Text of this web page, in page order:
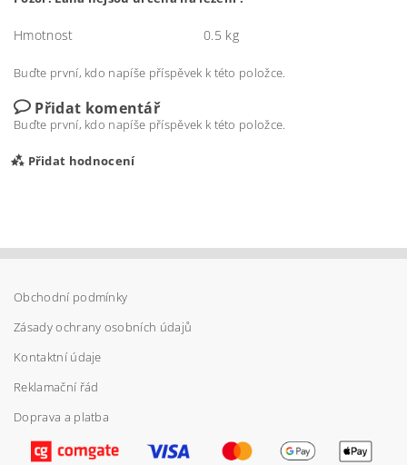
Hmotnost 0.5 kg
Buďte první, kdo napíše příspěvek k této položce.
Přidat komentář
Buďte první, kdo napíše příspěvek k této položce.
Přidat hodnocení
Vložením hodnocení souhlasíte spodmínkami
ochrany osobních údajů
Obchodní podmínky
Zásady ochrany osobních údajů
Kontaktní údaje
Reklamační řád
Doprava a platba